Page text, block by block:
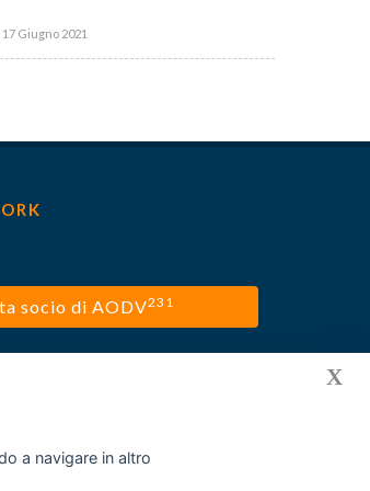
17 Giugno 2021
socio di AODV231
a navigare in altro
X